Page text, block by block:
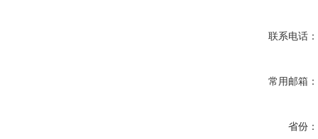
联系电话：
常用邮箱：
省份：